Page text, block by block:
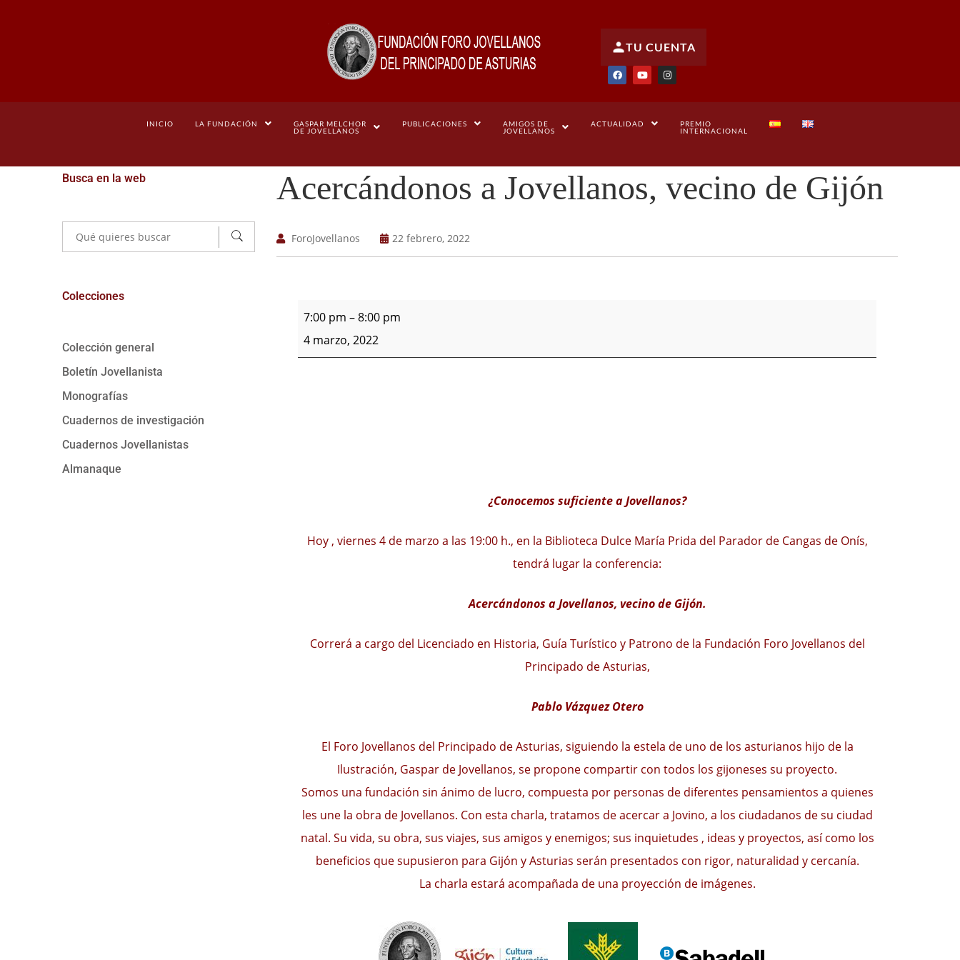
TU CUENTA
INICIO LA FUNDACIÓN
GASPAR MELCHOR
DE JOVELLANOS
PUBLICACIONES
AMIGOS DE
JOVELLANOS
ACTUALIDAD
PREMIO
INTERNACIONAL
Busca en la web
Colecciones
Colección general
Boletín Jovellanista
Monografías
Cuadernos de investigación
Cuadernos Jovellanistas
Almanaque
Acercándonos a Jovellanos, vecino de Gijón
ForoJovellanos 22 febrero, 2022
7:00 pm –8:00 pm
4 marzo, 2022
¿Conocemos suficiente a Jovellanos?
Hoy , viernes 4 de marzo a las 19:00 h., en la Biblioteca Dulce María Prida del Parador de Cangas de Onís,
tendrá lugar la conferencia:
Acercándonos a Jovellanos, vecino de Gijón.
Correrá a cargo del Licenciado en Historia, Guía Turístico y Patrono de la Fundación Foro Jovellanos del
Principado de Asturias,
Pablo Vázquez Otero
El Foro Jovellanos del Principado de Asturias, siguiendo la estela de uno de los asturianos hijo de la
Ilustración, Gaspar de Jovellanos, se propone compartir con todos los gijoneses su proyecto.
Somos una fundación sin ánimo de lucro, compuesta por personas de diferentes pensamientos a quienes
les une la obra de Jovellanos. Con esta charla, tratamos de acercar a Jovino, a los ciudadanos de su ciudad
natal. Su vida, su obra, sus viajes, sus amigos y enemigos; sus inquietudes , ideas y proyectos, así como los
beneficios que supusieron para Gijón y Asturias serán presentados con rigor, naturalidad y cercanía.
La charla estará acompañada de una proyección de imágenes.